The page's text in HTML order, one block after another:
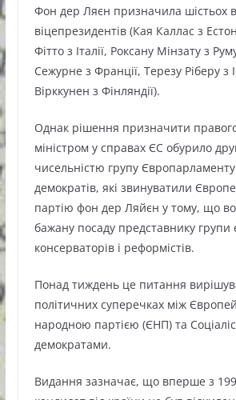
Фон дер Ляєн призначила шістьох
віцепрезидентів (Кая Каллас з
Фітто з Італії, Роксану Мінзату з
Сежурне з Франції, Терезу Ріберу з
Вірккунен з Фінляндії).
Однак рішення призначити
міністром у справах ЄС обурило
чисельністю групу Європарламенту
демократів, які звинуватили
партію фон дер Ляйєн у тому, що
бажану посаду представнику групи
консерваторів і реформістів.
Понад тиждень це питання
політичних суперечках між
народною партією (ЄНП) та
демократами.
Видання зазначає, що вперше з